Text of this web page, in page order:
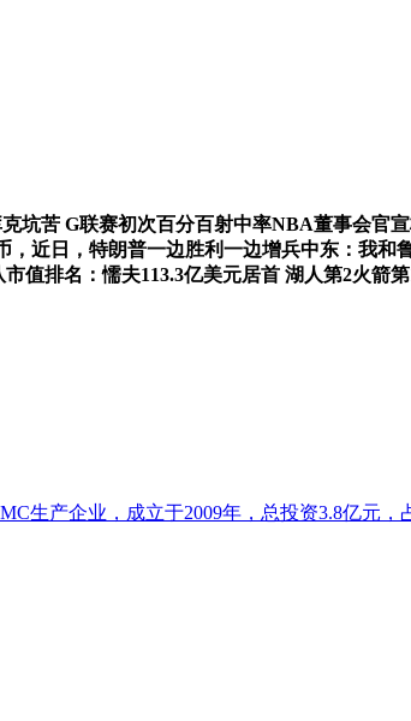
苦 G联赛初次百分百射中率NBA董事会官
近日，特朗普一边胜利一边增兵中东：我
排名：懦夫113.3亿美元居首 湖人第2火箭
生产企业，成立于2009年，总投资3.8亿元，